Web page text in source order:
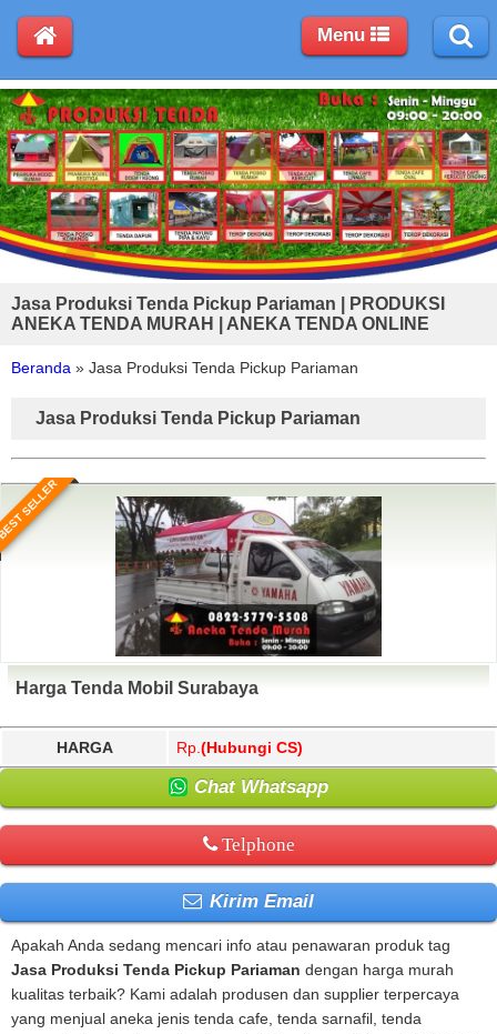
Jasa Produksi Tenda Pickup Pariaman | PRODUKSI
ANEKA TENDA MURAH | ANEKA TENDA ONLINE
Beranda » Jasa Produksi Tenda Pickup Pariaman
Jasa Produksi Tenda Pickup Pariaman
SELLER
Harga Tenda Mobil Surabaya
HARGA Rp. (Hubungi CS)
Chat Whatsapp
Telphone
Kirim Email
Apakah Anda sedang mencari info atau penawaran produk tag
Jasa Produksi Tenda Pickup Pariaman dengan harga murah
kualitas terbaik? Kami adalah produsen dan supplier terpercaya
yang menjual aneka jenis tenda cafe, tenda sarnafil, tenda
Menu